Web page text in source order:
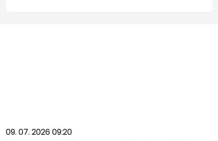
09. 07. 2026 09:20